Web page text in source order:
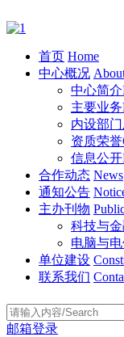
首页 Home
中心概况
中心简介
主要业务
内设部
资质荣誉
信息公开
合作动态 News
通知公告
主办刊物
科技与金
电脑与
单位建设
联系我们
邮箱登录